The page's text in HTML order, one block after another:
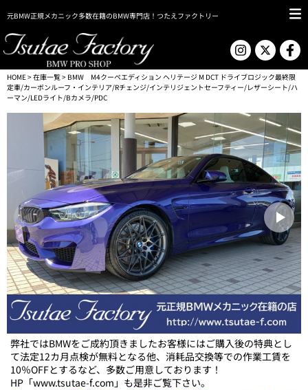
元BMW正規メカニック多数在籍のBMW専門店！つたえファクトリー
HOME>在庫一覧> BMW M4クーペエディション ヘリテージ M DCT ドライブロジック最終限
定車/カーボンルーフ・インテリア/Rチェンジ/インテリジェントセーフティー/レザーシート/ハ
ーマン/LEDライト/Bカメラ/PDC
弊社ではBMWをご成約頂きましたお客様にはご購入後の特典とし
て法定12カ月点検が無料となる他、消耗品交換等での作業工賃を
10％OFFとするなど、多数ご用意しております！
HP「www.tsutae-f.com」も是非ご覧下さい。